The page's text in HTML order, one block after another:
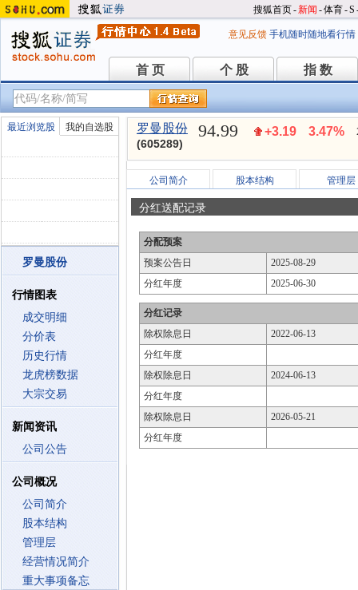
搜狐首页-新闻 -体育-S
意见反馈 手机随时随地看行情
首 页
首 页 个 股
个 股 指 数
指 数
最近浏览股 我的自选股
罗曼股份
行情图表
成交明细
分价表
历史行情
龙虎榜数据
大宗交易
新闻资讯
公司公告
公司概况
公司简介
股本结构
管理层
经营情况简介
重大事项备忘
罗曼股份
(605289)
94.99 +3.19 3.47%
公司简介 股本结构 管理层
分红送配记录
分配预案
预案公告日
2025-08-29
分红年度
2025-06-30
分红记录
除权除息日
2022-06-13
分红年度
除权除息日
2024-06-13
分红年度
除权除息日
2026-05-21
分红年度